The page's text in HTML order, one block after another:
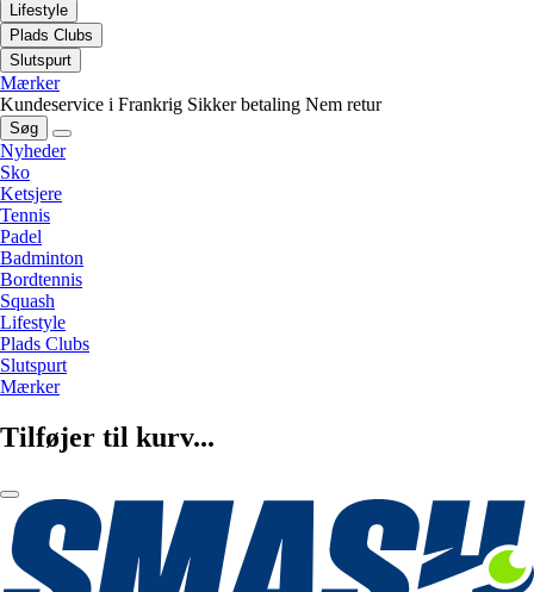
Lifestyle
Plads Clubs
Slutspurt
Mærker
Kundeservice i Frankrig Sikker betaling Nem retur
Søg
Nyheder
Sko
Ketsjere
Tennis
Padel
Badminton
Bordtennis
Squash
Lifestyle
Plads Clubs
Slutspurt
Mærker
Tilføjer til kurv...